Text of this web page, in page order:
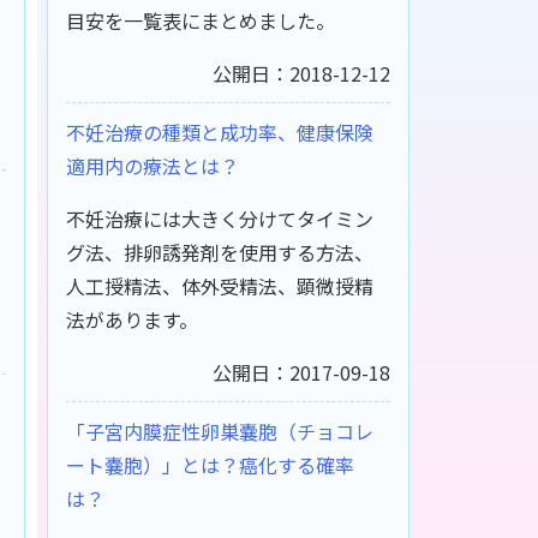
目安を一覧表にまとめました。
公開日：2018-12-12
不妊治療の種類と成功率、健康保険
適用内の療法とは？
不妊治療には大きく分けてタイミン
グ法、排卵誘発剤を使用する方法、
人工授精法、体外受精法、顕微授精
法があります。
公開日：2017-09-18
「子宮内膜症性卵巣嚢胞（チョコレ
ート嚢胞）」とは？癌化する確率
は？